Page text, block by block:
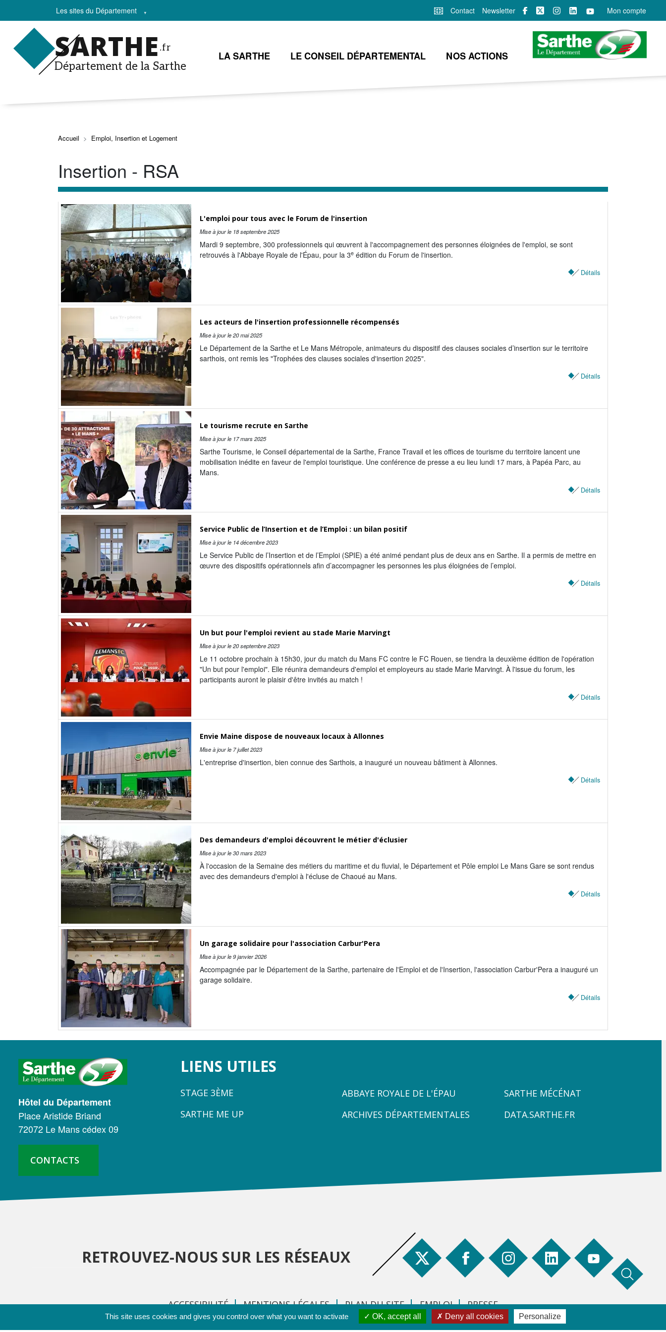
Les sites du Département Contact Newsletter Mon compte
SARTHE .fr
Département de la Sarthe
LA SARTHE LE CONSEIL DÉPARTEMENTAL NOS ACTIONS
Accueil Emploi, Insertion et Logement
Insertion - RSA
L'emploi pour tous avec le Forum de l'insertion
Mise à jour le 18 septembre 2025
Mardi 9 septembre, 300 professionnels qui œuvrent à l'accompagnement des personnes éloignées de l'emploi, se sont
retrouvés à l'Abbaye Royale de l'Épau, pour la 3eédition du Forum de l'insertion.
Détails
Les acteurs de l'insertion professionnelle récompensés
Mise à jour le20 mai 2025
Le Département de la Sarthe et Le Mans Métropole, animateurs du dispositif des clauses sociales d’insertion sur le territoire
sarthois, ont remis les "Trophées des clauses sociales d'insertion 2025".
Détails
Le tourisme recrute en Sarthe
Mise à jour le 17 mars 2025
Sarthe Tourisme, le Conseil départemental de la Sarthe, France Travail et les offices de tourisme du territoire lancent une
mobilisation inédite en faveur de l'emploi touristique. Une conférence de presse a eu lieu lundi 17 mars, à Papéa Parc, au
Mans.
Détails
Service Public de l’Insertion et de l’Emploi : un bilan positif
Mise à jour le 14 décembre 2023
Le Service Public de l’Insertion et de l’Emploi (SPIE) a été animé pendant plus de deux ans en Sarthe. Il a permis de mettre en
œuvre des dispositifs opérationnels afin d’accompagner les personnes les plus éloignées de l’emploi.
Détails
Un but pour l'emploi revient au stade Marie Marvingt
Mise à jour le20 septembre 2023
Le 11 octobre prochain à 15h30, jour du match du Mans FC contre le FC Rouen, se tiendra la deuxième édition de l'opération
"Un but pour l'emploi". Elle réunira demandeurs d'emploi et employeurs au stade Marie Marvingt. À l'issue du forum, les
participants auront le plaisir d'être invités au match !
Détails
Envie Maine dispose de nouveaux locaux à Allonnes
Mise à jour le 7 juillet 2023
L'entreprise d'insertion, bien connue des Sarthois, a inauguré un nouveau bâtiment à Allonnes.
Détails
Des demandeurs d'emploi découvrent le métier d'éclusier
Mise à jour le30 mars 2023
À l'occasion de la Semaine des métiers du maritime et du fluvial, le Département et Pôle emploi Le Mans Gare se sont rendus
avec des demandeurs d'emploi à l'écluse de Chaoué au Mans.
Détails
Un garage solidaire pour l'association Carbur'Pera
Mise à jour le9 janvier 2026
Accompagnée par le Département de la Sarthe, partenaire de l'Emploi et de l'Insertion, l'association Carbur'Pera a inauguré un
garage solidaire.
Détails
LOGO
DU
CONSEIL
DÉPARTEMENTAL
DE
LA
SARTHE
Hôtel du Département
Place Aristide Briand
72072 Le Mans cédex 09
CONTACTS
LIENS UTILES
STAGE 3ÈME
SARTHE ME UP
ZONE
3
ABBAYE ROYALE DE L'ÉPAU
ARCHIVES DÉPARTEMENTALES
ZONE
4
SARTHE MÉCÉNAT
DATA.SARTHE.FR
RETROUVEZ-NOUS SUR LES RÉSEAUX
ACCESSIBILITÉ MENTIONS LÉGALES PLAN DU SITE EMPLOI PRESSE
This site uses cookies and gives you control over what you want to activate OK, accept all Deny all cookies Personalize